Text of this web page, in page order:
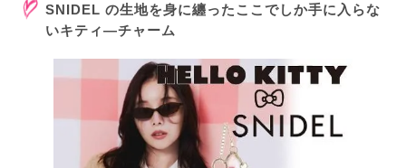
SNIDEL の生地を身に纏ったここでしか手に入らな
いキティ―チャーム